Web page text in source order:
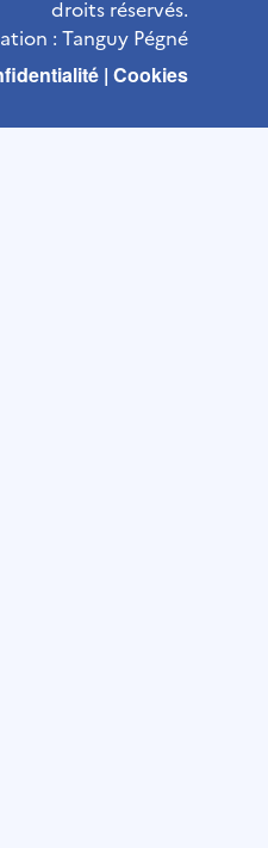
droits réservés.
: Tanguy Pégné
| Cookies